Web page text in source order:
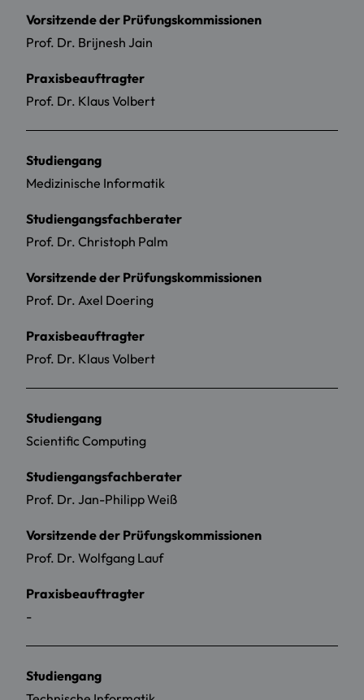
Vorsitzende der Prüfungskommissionen
Prof. Dr. Brijnesh Jain
Praxisbeauftragter
Prof. Dr. Klaus Volbert
Studiengang
Medizinische Informatik
Studiengangsfachberater
Prof. Dr. Christoph Palm
Vorsitzende der Prüfungskommissionen
Prof. Dr. Axel Doering
Praxisbeauftragter
Prof. Dr. Klaus Volbert
Studiengang
Scientific Computing
Studiengangsfachberater
Prof. Dr. Jan-Philipp Weiß
Vorsitzende der Prüfungskommissionen
Prof. Dr. Wolfgang Lauf
Praxisbeauftragter
-
Studiengang